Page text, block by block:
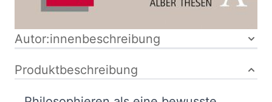
Bibliografische Daten
Autor:innenbeschreibung
Produktbeschreibung